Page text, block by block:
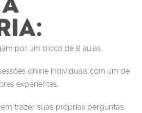
por um bloco de 8 aulas.
online individuais com um de
experientes.
trazer suas próprias perguntas